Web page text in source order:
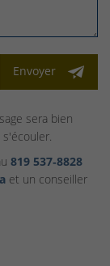
Envoyer
sera bien
819 537‑8828
et un conseiller